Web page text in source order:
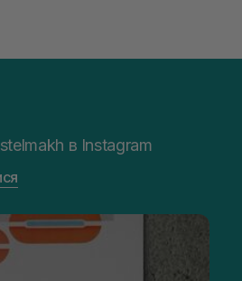
в Instagram